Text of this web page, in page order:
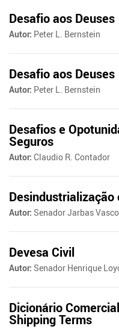
Desafio aos Deuses
Autor: Peter L. Bernstein
Desafio aos Deuses
Autor: Peter L. Bernstein
Desafios e
Seguros
Autor: Claudio R. Contador
Desindustrialização
Autor: Senador Jarbas
Devesa Civil
Autor: Senador Henrique
Dicionário
Shipping Terms